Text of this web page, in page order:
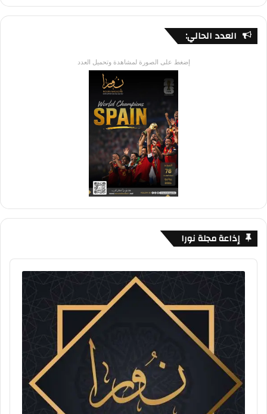
العدد الحالي:
إضغط على الصورة لمشاهدة وتحميل العدد
إذاعة مجلة نورا
Audio
Player